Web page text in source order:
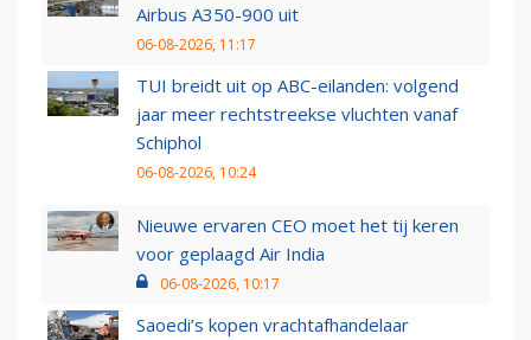
Airbus A350-900 uit
06-08-2026, 11:17
TUI breidt uit op ABC-eilanden: volgend
jaar meer rechtstreekse vluchten vanaf
Schiphol
06-08-2026, 10:24
Nieuwe ervaren CEO moet het tij keren
voor geplaagd Air India
06-08-2026, 10:17
Saoedi’s kopen vrachtafhandelaar